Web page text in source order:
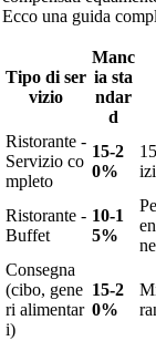
Ecco una guida
Tipo di ser
vizio
Manc
ia sta
ndar
d
Ristorante -
Servizio co
mpleto
15-2
0%
Ristorante -
Buffet
10-1
5%
Consegna
(cibo, gene
ri alimentar
i)
15-2
0%